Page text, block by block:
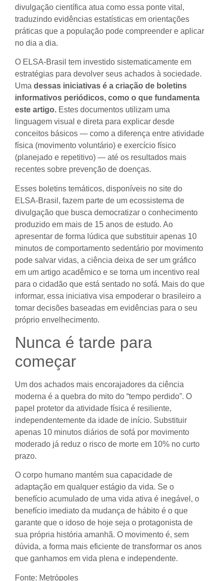
divulgação científica atua como essa ponte vital,
traduzindo evidências estatísticas em orientações
práticas que a população pode compreender e aplicar
no dia a dia.
O ELSA-Brasil tem investido sistematicamente em
estratégias para devolver seus achados à sociedade.
Uma dessas iniciativas é a criação de boletins
informativos periódicos, como o que fundamenta
este artigo. Estes documentos utilizam uma
linguagem visual e direta para explicar desde
conceitos básicos — como a diferença entre atividade
física (movimento voluntário) e exercício físico
(planejado e repetitivo) — até os resultados mais
recentes sobre prevenção de doenças.
Esses boletins temáticos, disponíveis no site do
ELSA-Brasil, fazem parte de um ecossistema de
divulgação que busca democratizar o conhecimento
produzido em mais de 15 anos de estudo. Ao
apresentar de forma lúdica que substituir apenas 10
minutos de comportamento sedentário por movimento
pode salvar vidas, a ciência deixa de ser um gráfico
em um artigo acadêmico e se torna um incentivo real
para o cidadão que está sentado no sofá. Mais do que
informar, essa iniciativa visa empoderar o brasileiro a
tomar decisões baseadas em evidências para o seu
próprio envelhecimento.
Nunca é tarde para
começar
Um dos achados mais encorajadores da ciência
moderna é a quebra do mito do “tempo perdido”. O
papel protetor da atividade física é resiliente,
independentemente da idade de início. Substituir
apenas 10 minutos diários de sofá por movimento
moderado já reduz o risco de morte em 10% no curto
prazo.
O corpo humano mantém sua capacidade de
adaptação em qualquer estágio da vida. Se o
benefício acumulado de uma vida ativa é inegável, o
benefício imediato da mudança de hábito é o que
garante que o idoso de hoje seja o protagonista de
sua própria história amanhã. O movimento é, sem
dúvida, a forma mais eficiente de transformar os anos
que ganhamos em vida plena e independente.
Fonte: Metrópoles